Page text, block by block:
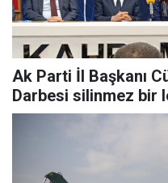
Ak Parti İl Başkanı
Darbesi silinmez bir